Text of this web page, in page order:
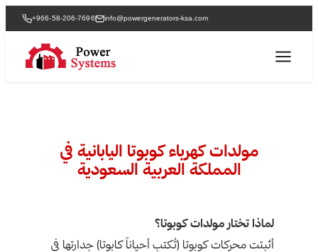
+966-58-206-7696 info@powergenerators-ksa.com
مولدات كهرباء كوبوتا اليابانية في
المملكة العربية السعودية
لماذا تختار مولدات كوبوتا؟
أثبتت محركات كوبوتا (تُكتب أحياناً كابوتا) جدارتها في